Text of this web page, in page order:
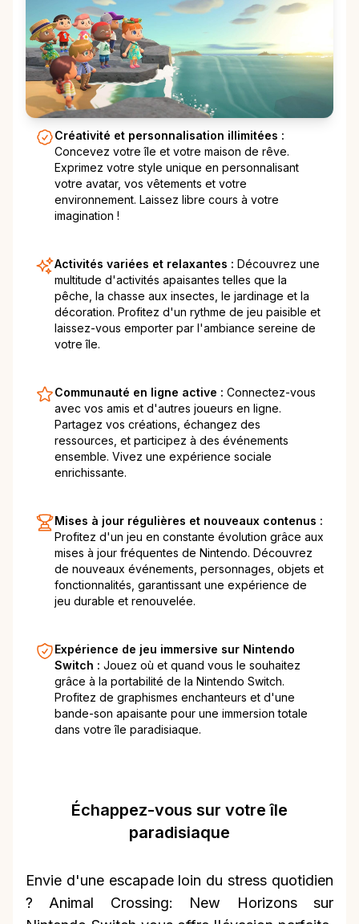
Créativité et personnalisation illimitées :
Concevez votre île et votre maison de rêve.
Exprimez votre style unique en personnalisant
votre avatar, vos vêtements et votre
environnement. Laissez libre cours à votre
imagination !
Activités variées et relaxantes : Découvrez une
multitude d'activités apaisantes telles que la
pêche, la chasse aux insectes, le jardinage et la
décoration. Profitez d'un rythme de jeu paisible et
laissez-vous emporter par l'ambiance sereine de
votre île.
Communauté en ligne active : Connectez-vous
avec vos amis et d'autres joueurs en ligne.
Partagez vos créations, échangez des
ressources, et participez à des événements
ensemble. Vivez une expérience sociale
enrichissante.
Mises à jour régulières et nouveaux contenus :
Profitez d'un jeu en constante évolution grâce aux
mises à jour fréquentes de Nintendo. Découvrez
de nouveaux événements, personnages, objets et
fonctionnalités, garantissant une expérience de
jeu durable et renouvelée.
Expérience de jeu immersive sur Nintendo
Switch : Jouez où et quand vous le souhaitez
grâce à la portabilité de la Nintendo Switch.
Profitez de graphismes enchanteurs et d'une
bande-son apaisante pour une immersion totale
dans votre île paradisiaque.
Échappez-vous sur votre île
paradisiaque
Envie d'une escapade loin du stress quotidien
? Animal Crossing: New Horizons sur